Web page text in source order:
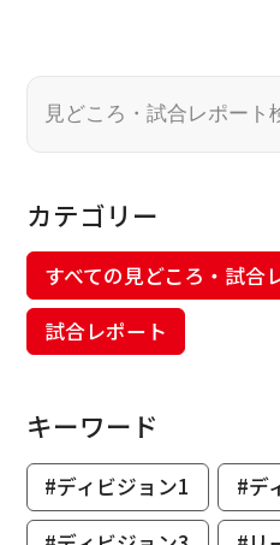
カテゴリー
すべての見どころ・試合
試合レポート
キーワード
#ディビジョン1
#デ